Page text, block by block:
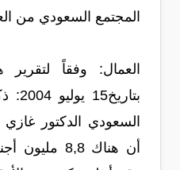
المجتمع السعودي من
العمال: وفقاً
السعودي الدكتور
أن هناك 8,8